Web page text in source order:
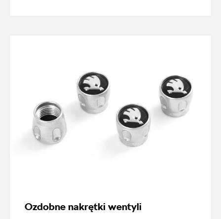
Ozdobne nakrętki wentyli
ul. Krakowska 33, Wieliczka
+48 122 527 400
czesci.skoda@autoluzar.pl